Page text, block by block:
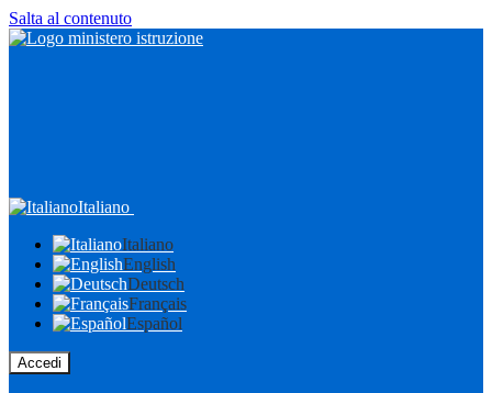
Salta al contenuto
Italiano
Italiano
English
Deutsch
Français
Español
Accedi